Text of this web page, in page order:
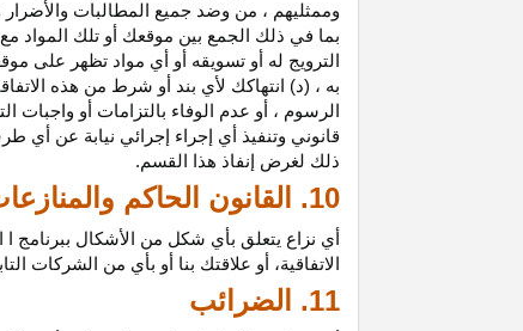
وممثليهم ، من وضد جميع المطالبات
بما في ذلك الجمع بين موقعك أو تلك المواد
الترويج له أو تسويقه أو أي مواد تظهر على
به ، (د) انتهاكك لأي بند أو شرط من هذه
الرسوم ، أو عدم الوفاء بالتزامات أو
قانوني وتنفيذ أي إجراء إجرائي نيابة عن
ذلك لغرض إنفاذ هذا القسم.
10. القانون الحاكم والمنازعات
أي نزاع يتعلق بأي شكل من الأشكال ببرنامج
الاتفاقية، أو علاقتك بنا أو بأي من
11. الضرائب